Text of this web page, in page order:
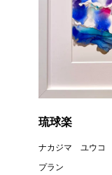
琉球楽
ナカジマ ユウコ
プラン